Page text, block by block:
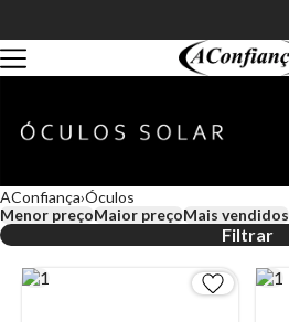
AConfiança Óculos
Menor preçoMaior preçoMais vendidos
Filtrar